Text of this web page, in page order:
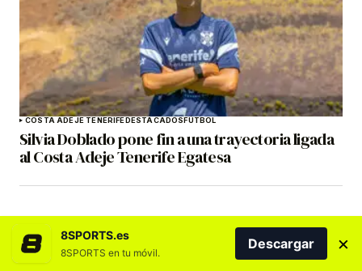
COSTA ADEJE TENERIFE DESTACADOS FÚTBOL
Silvia Doblado pone fin a una trayectoria ligada
al Costa Adeje Tenerife Egatesa
8SPORTS.es
8SPORTS en tu móvil.
Descargar ×